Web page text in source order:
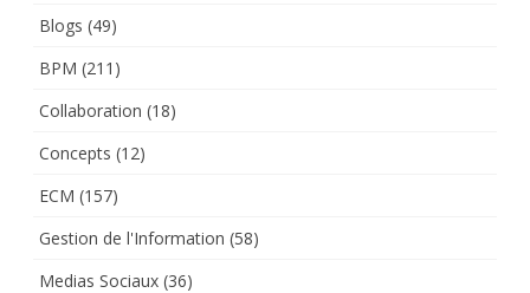
Blogs (49)
BPM (211)
Collaboration (18)
Concepts (12)
ECM (157)
Gestion de l'Information (58)
Medias Sociaux (36)